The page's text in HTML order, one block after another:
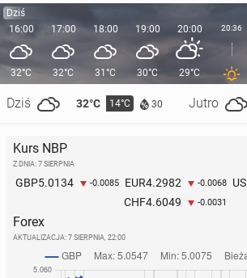
Dziś
16:00
32°C
Dziś 32°C 14°C 30 Jutro
17:00
32°C
18:00
31°C
19:00
30°C
20:00
29°C
20:36
Kurs NBP
Z DNIA: 7 SIERPNIA
GBP5.0134 -0.0085 EUR4.2982 -0.0068
CHF4.6049 -0.0031
Forex
AKTUALIZACJA: 7 SIERPNIA, 22:00